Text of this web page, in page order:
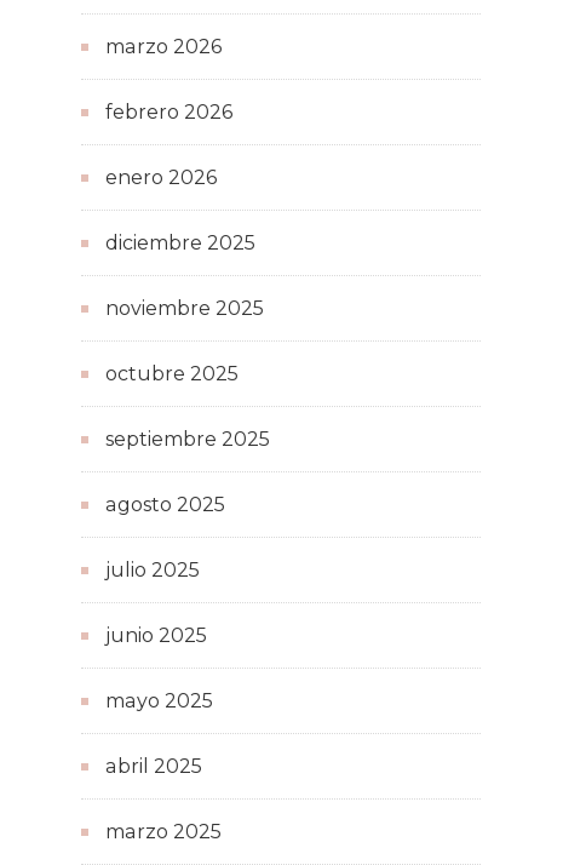
marzo 2026
febrero 2026
enero 2026
diciembre 2025
noviembre 2025
octubre 2025
septiembre 2025
agosto 2025
julio 2025
junio 2025
mayo 2025
abril 2025
marzo 2025